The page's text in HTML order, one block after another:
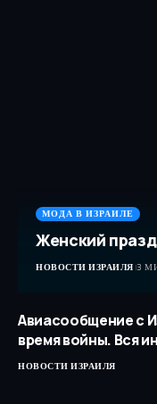
МОДА В ИЗРАИЛЕ
Женский
НОВОСТИ ИЗРАИЛЯ 3
Авиасообщение с
время войны. Вся
НОВОСТИ ИЗРАИЛЯ